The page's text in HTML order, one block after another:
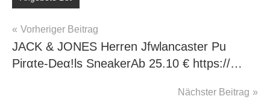
Beitragsnavigation
Vorheriger Beitrag
JACK & JONES Herren Jfwlancaster Pu
Pirαtе-Dеα!ls SneakerАb 25.10 € https://…
Nächster Beitrag